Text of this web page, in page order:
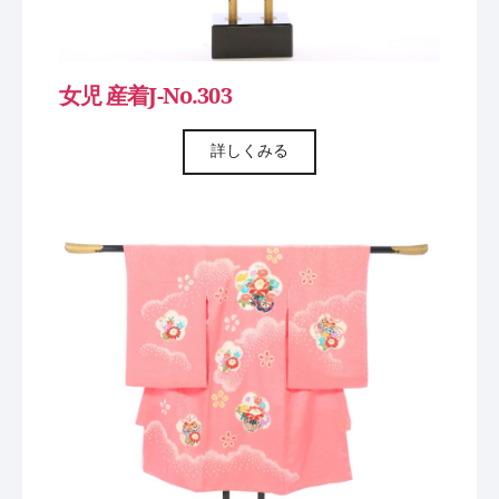
女児 産着J-No.303
詳しくみる